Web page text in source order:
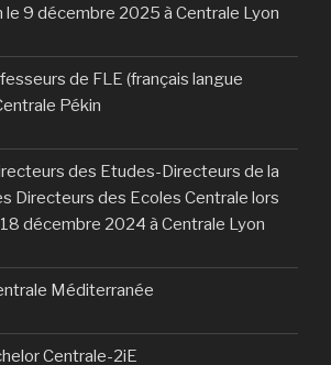
le 9 décembre 2025 à Centrale Lyon
de FLE (français langue
Pékin
des Etudes-Directeurs de la
Directeurs des Ecoles Centrale lors
18 décembre 2024 à Centrale Lyon
Méditerranée
Centrale-2iE